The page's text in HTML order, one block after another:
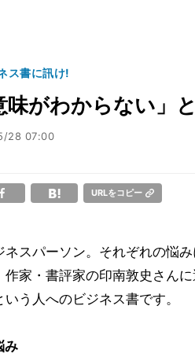
ス書に訊け!
味がわからない」
28 07:00
URLをコピー
ネスパーソン。それぞれの悩
作家・書評家の印南敦史さん
う人へのビジネス書です。
み